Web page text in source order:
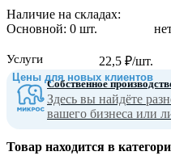
22,5 ₽/шт.
Цены для новых клиентов
Наличие на складах:
Основной: 0 шт.
Услуги
Собственное
Здесь вы найдёте
вашего бизнеса или
Товар находится в